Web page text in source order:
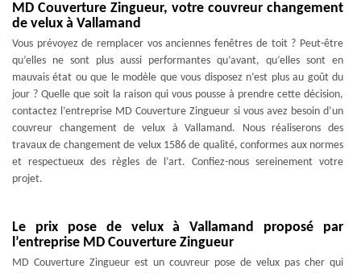
MD Couverture Zingueur, votre couvreur changement
de velux à Vallamand
Vous prévoyez de remplacer vos anciennes fenêtres de toit ? Peut-être
qu’elles ne sont plus aussi performantes qu’avant, qu’elles sont en
mauvais état ou que le modèle que vous disposez n’est plus au goût du
jour ? Quelle que soit la raison qui vous pousse à prendre cette décision,
contactez l’entreprise MD Couverture Zingueur si vous avez besoin d’un
couvreur changement de velux à Vallamand. Nous réaliserons des
travaux de changement de velux 1586 de qualité, conformes aux normes
et respectueux des règles de l’art. Confiez-nous sereinement votre
projet.
Le prix pose de velux à Vallamand proposé par
l’entreprise MD Couverture Zingueur
MD Couverture Zingueur est un couvreur pose de velux pas cher qui